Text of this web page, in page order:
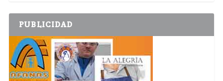
PUBLICIDAD